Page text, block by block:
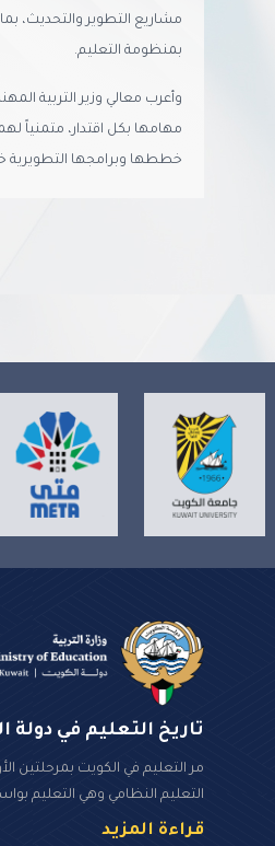
مشاريع التطوير والتحديث،
بمنظومة التعليم.
وأعرب معالي وزير التربية
مهامها بكل اقتدار، متمنياً
خططها وبرامجها التطويرية
تاريخ التعليم في دولة
مر التعليم في الكويت بمرحلتين
التعليم النظامي وهي التعليم
قراءة المزيد